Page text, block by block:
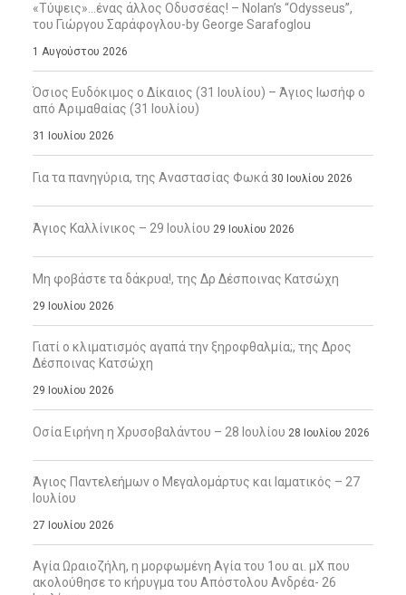
«Τύψεις»…ένας άλλος Οδυσσέας! – Nolan’s “Odysseus”,
του Γιώργου Σαράφογλου-by George Sarafoglou
1 Αυγούστου 2026
Όσιος Ευδόκιμος ο Δίκαιος (31 Ιουλίου) – Άγιος Ιωσήφ ο
από Αριμαθαίας (31 Ιουλίου)
31 Ιουλίου 2026
Για τα πανηγύρια, της Αναστασίας Φωκά 30 Ιουλίου 2026
Άγιος Καλλίνικος – 29 Ιουλίου 29 Ιουλίου 2026
Μη φοβάστε τα δάκρυα!, της Δρ Δέσποινας Κατσώχη
29 Ιουλίου 2026
Γιατί ο κλιματισμός αγαπά την ξηροφθαλμία;, της Δρος
Δέσποινας Κατσώχη
29 Ιουλίου 2026
Οσία Ειρήνη η Χρυσοβαλάντου – 28 Ιουλίου 28 Ιουλίου 2026
Άγιος Παντελεήμων ο Μεγαλομάρτυς και Ιαματικός – 27
Ιουλίου
27 Ιουλίου 2026
Αγία Ωραιοζήλη, η μορφωμένη Αγία του 1ου αι. μΧ που
ακολούθησε το κήρυγμα του Απόστολου Ανδρέα- 26